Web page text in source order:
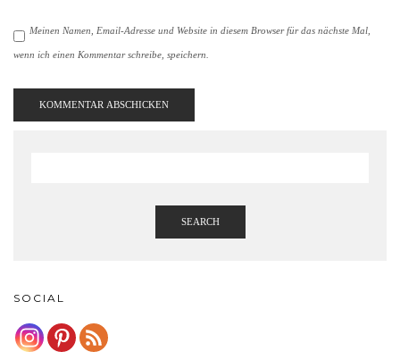
Meinen Namen, Email-Adresse und Website in diesem Browser für das nächste Mal,
wenn ich einen Kommentar schreibe, speichern.
SEARCH
SOCIAL